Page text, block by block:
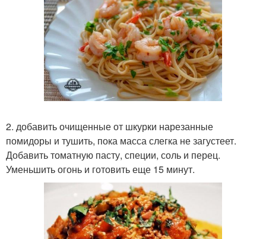
2. добавить очищенные от шкурки нарезанные
помидоры и тушить, пока масса слегка не загустеет.
Добавить томатную пасту, специи, соль и перец.
Уменьшить огонь и готовить еще 15 минут.